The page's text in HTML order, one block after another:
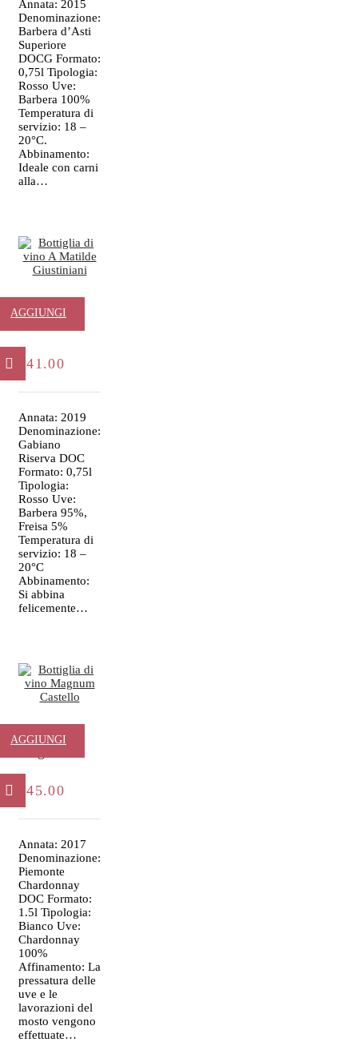
Annata: 2015
Denominazione:
Barbera d’Asti
Superiore
DOCG Formato:
0,75l Tipologia:
Rosso Uve:
Barbera 100%
Temperatura di
servizio: 18 –
20°C.
Abbinamento:
Ideale con carni
alla…
A Matilde
€41.00
AGGIUNGI
Annata: 2019
Denominazione:
Gabiano
Riserva DOC
Formato: 0,75l
Tipologia:
Rosso Uve:
Barbera 95%,
Freisa 5%
Temperatura di
servizio: 18 –
20°C
Abbinamento:
Si abbina
felicemente…
Castello –
€45.00
AGGIUNGI
Annata: 2017
Denominazione:
Piemonte
Chardonnay
DOC Formato:
1.5l Tipologia:
Bianco Uve:
Chardonnay
100%
Affinamento: La
pressatura delle
uve e le
lavorazioni del
mosto vengono
effettuate…